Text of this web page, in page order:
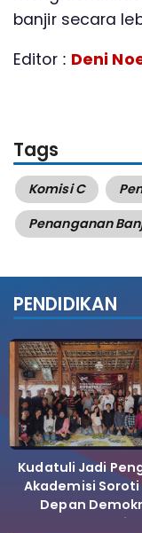
banjir secara
Editor : Deni
Tags
Komisi C
Penanganan
PENDIDIKAN
Kudatuli Jadi
Akademisi Soroti
Depan
Indonesia